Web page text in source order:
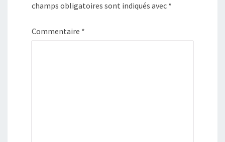
champs obligatoires sont indiqués avec *
Commentaire *